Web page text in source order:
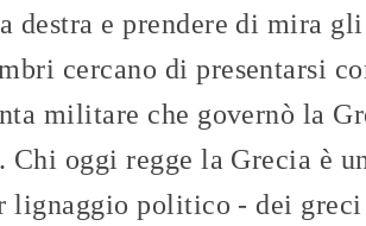
destra e prendere di mira
cercano di presentarsi
militare che governò la
Chi oggi regge la Grecia è
lignaggio politico - dei